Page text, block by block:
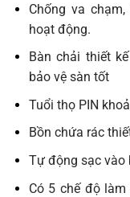
Chống va
hoạt động.
Bàn chải thiết
bảo vệ sàn tốt
Tuổi thọ PIN
Bồn chứa rác
Tự động sạc vào
Có 5 chế độ